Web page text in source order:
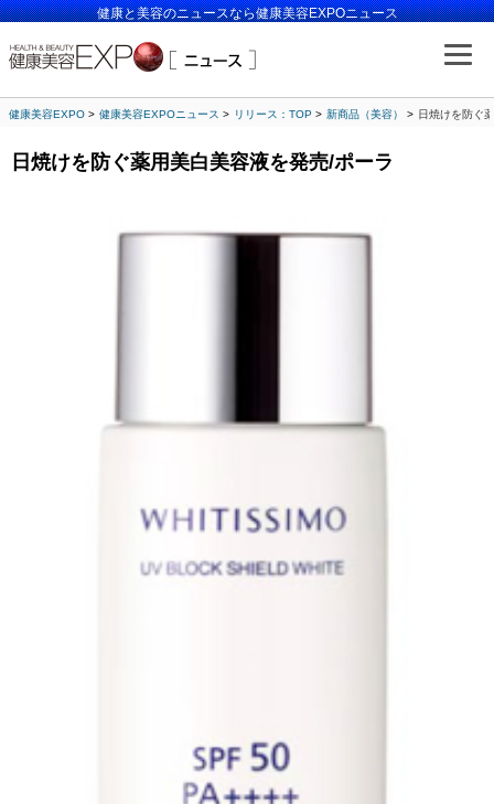
健康と美容のニュースなら健康美容EXPOニュース
健康美容EXPO 健康美容EXPOニュース リリース：TOP 新商品（美容） 日焼けを防ぐ
日焼けを防ぐ薬用美白美容液を発売/ポーラ